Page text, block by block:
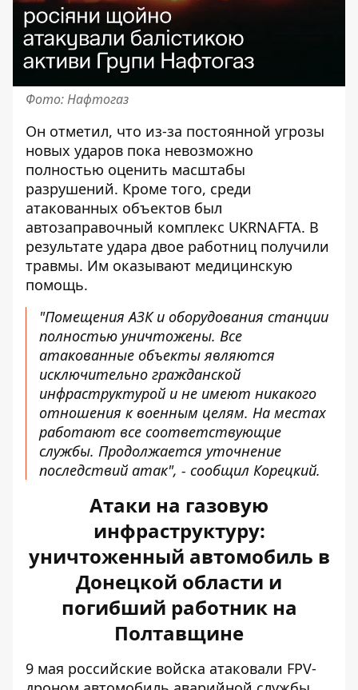
Фото: Нафтогаз
Он отметил, что из-за постоянной угрозы
новых ударов пока невозможно
полностью оценить масштабы
разрушений. Кроме того, среди
атакованных объектов был
автозаправочный комплекс UKRNAFTA. В
результате удара двое работниц получили
травмы. Им оказывают медицинскую
помощь.
"Помещения АЗК и оборудования станции
полностью уничтожены. Все
атакованные объекты являются
исключительно гражданской
инфраструктурой и не имеют никакого
отношения к военным целям. На местах
работают все соответствующие
службы. Продолжается уточнение
последствий атак", - сообщил Корецкий.
Атаки на газовую
инфраструктуру:
уничтоженный автомобиль в
Донецкой области и
погибший работник на
Полтавщине
9 мая российские войска атаковали FPV-